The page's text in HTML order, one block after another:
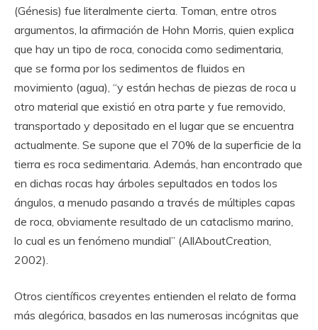
(Génesis) fue literalmente cierta. Toman, entre otros
argumentos, la afirmación de Hohn Morris, quien explica
que hay un tipo de roca, conocida como sedimentaria,
que se forma por los sedimentos de fluidos en
movimiento (agua), “y están hechas de piezas de roca u
otro material que existió en otra parte y fue removido,
transportado y depositado en el lugar que se encuentra
actualmente. Se supone que el 70% de la superficie de la
tierra es roca sedimentaria. Además, han encontrado que
en dichas rocas hay árboles sepultados en todos los
ángulos, a menudo pasando a través de múltiples capas
de roca, obviamente resultado de un cataclismo marino,
lo cual es un fenómeno mundial” (AllAboutCreation,
2002).
Otros científicos creyentes entienden el relato de forma
más alegórica, basados en las numerosas incógnitas que